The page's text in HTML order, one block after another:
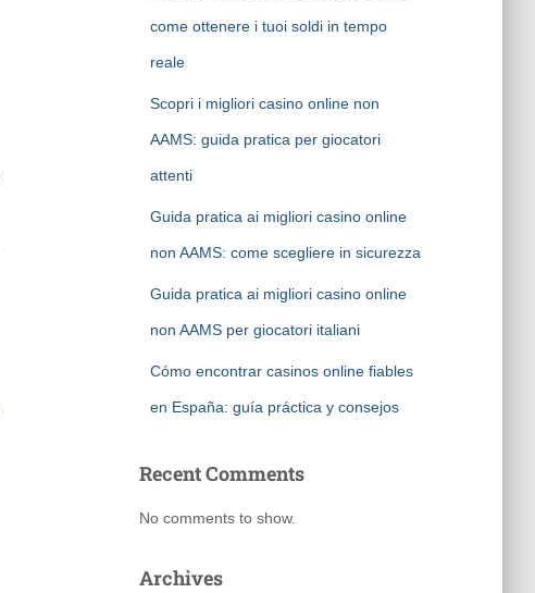
come ottenere i tuoi soldi in tempo
reale
Scopri i migliori casino online non
AAMS: guida pratica per giocatori
attenti
Guida pratica ai migliori casino online
non AAMS: come scegliere in sicurezza
Guida pratica ai migliori casino online
non AAMS per giocatori italiani
Cómo encontrar casinos online fiables
en España: guía práctica y consejos
Recent Comments
No comments to show.
Archives